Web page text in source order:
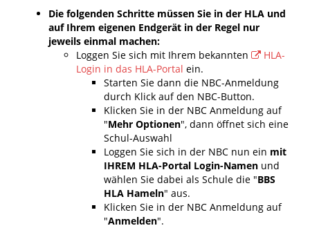
Die folgenden Schritte müssen Sie in der HLA und
auf Ihrem eigenen Endgerät in der Regel nur
jeweils einmal machen:
Loggen Sie sich mit Ihrem bekannten
HLA-
Login in das HLA-Portal ein.
Starten Sie dann die NBC-Anmeldung
durch Klick auf den NBC-Button.
Klicken Sie in der NBC Anmeldung auf
"Mehr Optionen", dann öffnet sich eine
Schul-Auswahl
Loggen Sie sich in der NBC nun ein mit
IHREM HLA-Portal Login-Namen und
wählen Sie dabei als Schule die "BBS
HLA Hameln" aus.
Klicken Sie in der NBC Anmeldung auf
"Anmelden".